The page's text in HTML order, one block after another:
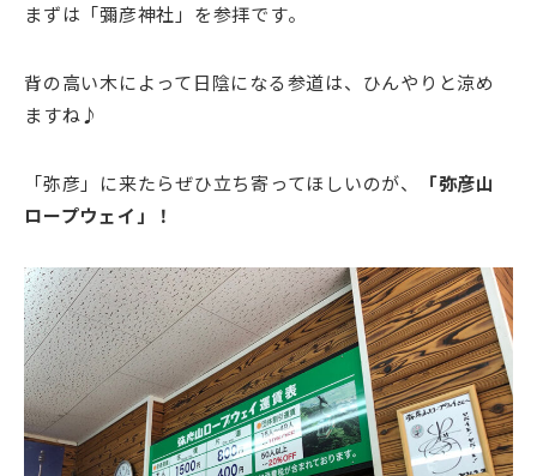
まずは「彌彦神社」を参拝です。
背の高い木によって日陰になる参道は、ひんやりと涼め
ますね♪
「弥彦」に来たらぜひ立ち寄ってほしいのが、
「弥彦山
ロープウェイ」！